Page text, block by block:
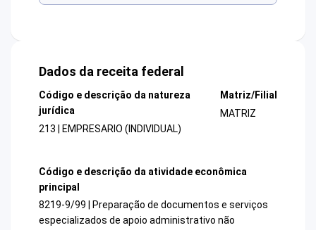
Dados da receita federal
Código e descrição da natureza
jurídica
213 | EMPRESARIO (INDIVIDUAL)
Matriz/Filial
MATRIZ
Código e descrição da atividade econômica
principal
8219-9/99 | Preparação de documentos e serviços
especializados de apoio administrativo não